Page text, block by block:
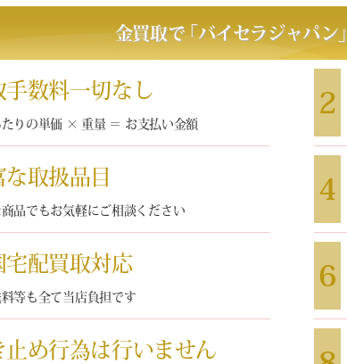
金買取で ｢バイセラジャパン｣
手数料一切なし
たりの単価 × 重量 ＝ お支払い金額
2
な取扱品目
商品でもお気軽にご相談ください
4
宅配買取対応
等も全て当店負担です
6
止め行為は行いません